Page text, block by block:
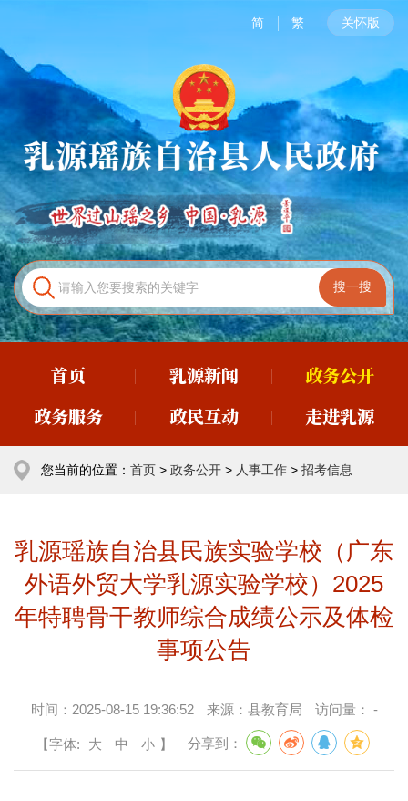
简 繁 关怀版
首页 乳源新闻
政务公开
政务服务
政民互动 走进乳源
您当前的位置： 首页 > 政务公开 > 人事工作 > 招考信息
乳源瑶族自治县民族实验学校（广东
外语外贸大学乳源实验学校）2025
年特聘骨干教师综合成绩公示及体检
事项公告
时间： 2025-08-15 19:36:52 来源： 县教育局 访问量： -
【字体: 大 中 小 】 分享到：